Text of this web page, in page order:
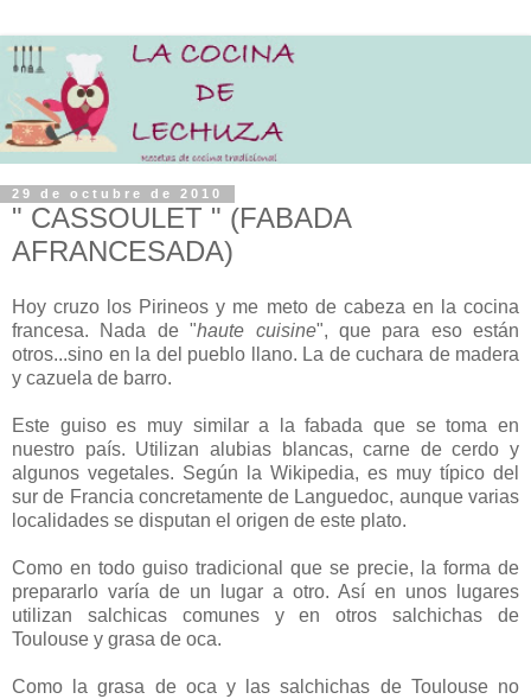
29 de octubre de 2010
" CASSOULET " (FABADA
AFRANCESADA)
Hoy cruzo los Pirineos y me meto de cabeza en la cocina
francesa. Nada de "haute cuisine", que para eso están
otros...sino en la del pueblo llano. La de cuchara de madera
y cazuela de barro.
Este guiso es muy similar a la fabada que se toma en
nuestro país. Utilizan alubias blancas, carne de cerdo y
algunos vegetales. Según la Wikipedia, es muy típico del
sur de Francia concretamente de Languedoc, aunque varias
localidades se disputan el origen de este plato.
Como en todo guiso tradicional que se precie, la forma de
prepararlo varía de un lugar a otro. Así en unos lugares
utilizan salchicas comunes y en otros salchichas de
Toulouse y grasa de oca.
Como la grasa de oca y las salchichas de Toulouse no